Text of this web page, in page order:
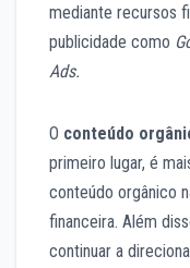
mediante recursos
publicidade como
Ads.
O conteúdo
primeiro lugar, é
conteúdo orgânico
financeira. Além
continuar a